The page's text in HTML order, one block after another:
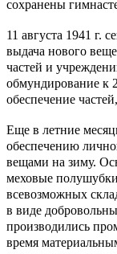
сохранены
11 августа 1941 г.
выдача нового
частей и
обмундирование к
обеспечение
Еще в летние
обеспечению
вещами на зиму.
меховые
всевозможных
в виде
производились
время